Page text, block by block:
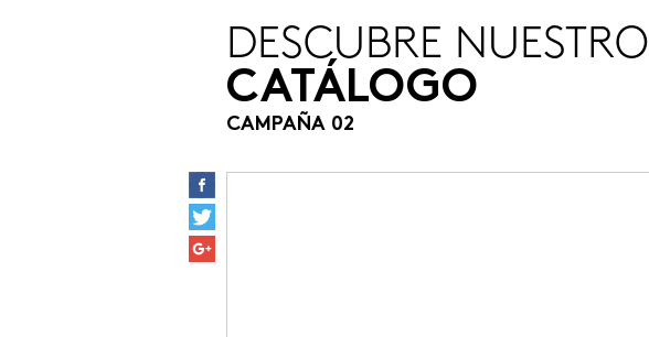
DESCUBRE NUESTRO
CATÁLOGO
CAMPAÑA 02